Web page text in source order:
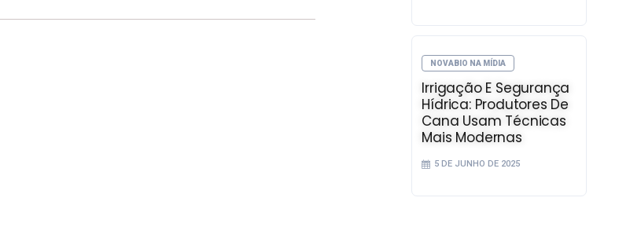
NOVABIO NA MÍDIA
Irrigação E Segurança
Hídrica: Produtores De
Cana Usam Técnicas
Mais Modernas
5 DE JUNHO DE 2025